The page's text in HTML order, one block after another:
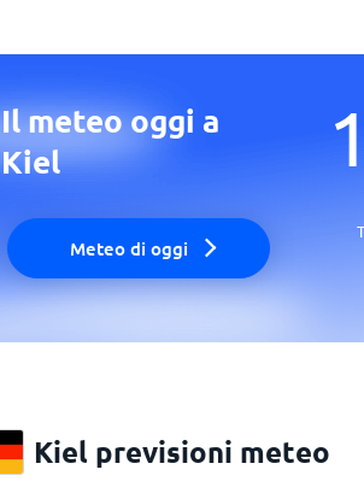
Il meteo oggi a
Kiel
Meteo di oggi
Kiel previsioni meteo